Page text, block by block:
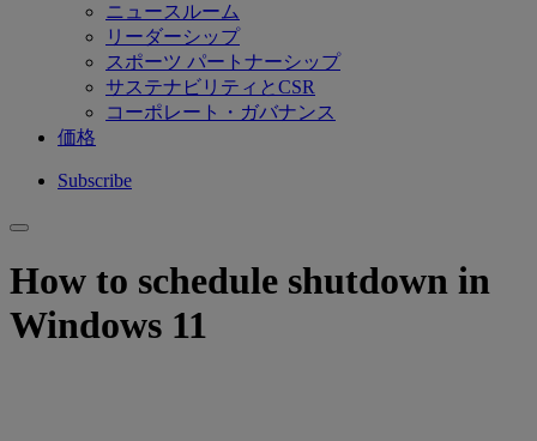
ニュースルーム
リーダーシップ
スポーツ パートナーシップ
サステナビリティとCSR
コーポレート・ガバナンス
価格
Subscribe
How to schedule shutdown in
Windows 11